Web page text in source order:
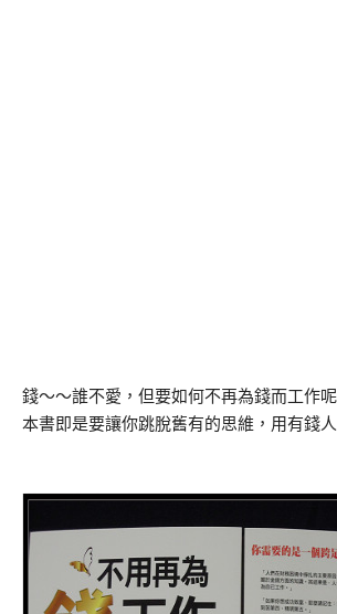
錢～～誰不愛，但要如何不再為錢而工作呢
本書即是要讓你跳脫舊有的思維，用有錢